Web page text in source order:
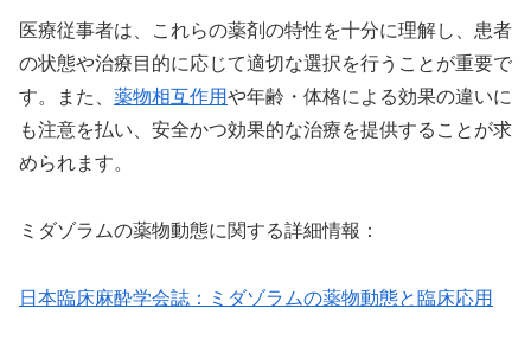
医療従事者は、これらの薬剤の特性を十分に理解し、患者
の状態や治療目的に応じて適切な選択を行うことが重要で
す。また、 薬物相互作用や年齢・体格による効果の違いに
も注意を払い、安全かつ効果的な治療を提供することが求
められます。
ミダゾラムの薬物動態に関する詳細情報：
日本臨床麻酔学会誌：ミダゾラムの薬物動態と臨床応用